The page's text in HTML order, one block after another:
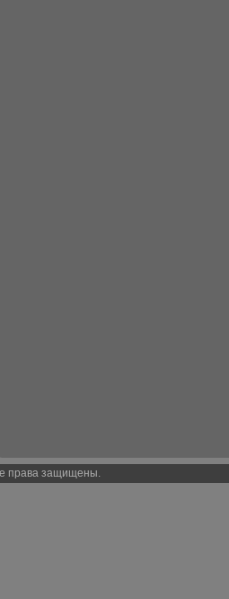
права защищены.